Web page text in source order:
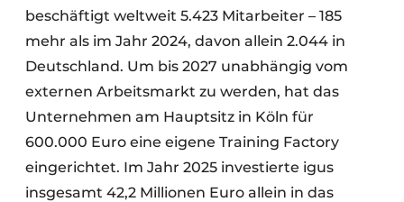
beschäftigt weltweit 5.423 Mitarbeiter – 185
mehr als im Jahr 2024, davon allein 2.044 in
Deutschland. Um bis 2027 unabhängig vom
externen Arbeitsmarkt zu werden, hat das
Unternehmen am Hauptsitz in Köln für
600.000 Euro eine eigene Training Factory
eingerichtet. Im Jahr 2025 investierte igus
insgesamt 42,2 Millionen Euro allein in das